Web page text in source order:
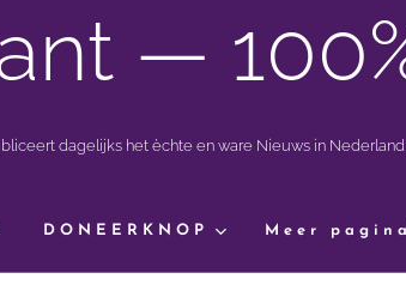
—
dagelijks het èchte en ware Nieuws in Nederland
DONEERKNOP Meer